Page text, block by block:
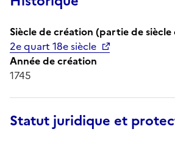
Siècle de création (partie de siècle
2e quart 18e siècle
Année de création
1745
Statut juridique et